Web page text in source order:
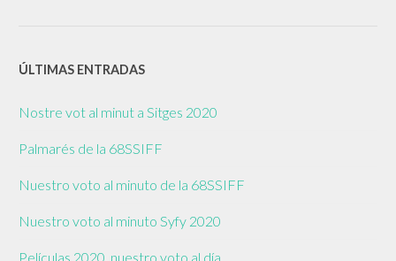
ÚLTIMAS ENTRADAS
Nostre vot al minut a Sitges 2020
Palmarés de la 68SSIFF
Nuestro voto al minuto de la 68SSIFF
Nuestro voto al minuto Syfy 2020
Películas 2020, nuestro voto al día